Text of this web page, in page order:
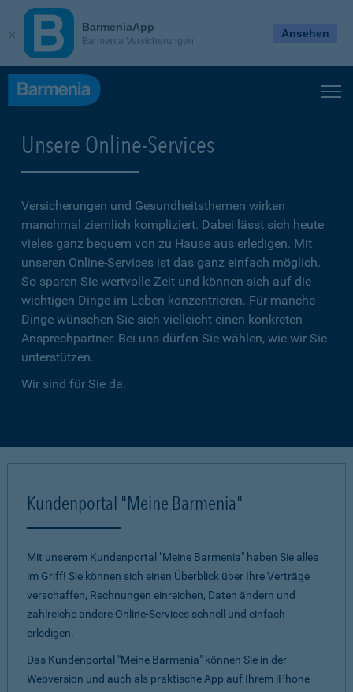
Unsere Online-Services
Versicherungen und Gesundheitsthemen wirken
manchmal ziemlich kompliziert. Dabei lässt sich heute
vieles ganz bequem von zu Hause aus erledigen. Mit
unseren Online-Services ist das ganz einfach möglich.
So sparen Sie wertvolle Zeit und können sich auf die
wichtigen Dinge im Leben konzentrieren. Für manche
Dinge wünschen Sie sich vielleicht einen konkreten
Ansprechpartner. Bei uns dürfen Sie wählen, wie wir Sie
unterstützen.
Wir sind für Sie da.
Kundenportal "Meine Barmenia"
Mit unserem Kundenportal "Meine Barmenia" haben Sie alles
im Griff! Sie können sich einen Überblick über Ihre Verträge
verschaffen, Rechnungen einreichen, Daten ändern und
zahlreiche andere Online-Services schnell und einfach
erledigen.
Das Kundenportal "Meine Barmenia" können Sie in der
Webversion und auch als praktische App auf Ihrem iPhone
BarmeniaApp
Barmenia Versicherungen
Ansehen